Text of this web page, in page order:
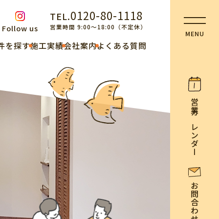
Follow us
TEL.0120-80-1118
営業時間 9:00～18:00（不定休）
を探す施工実績会社案内よくある質問
営業カレンダー
お問合わせ